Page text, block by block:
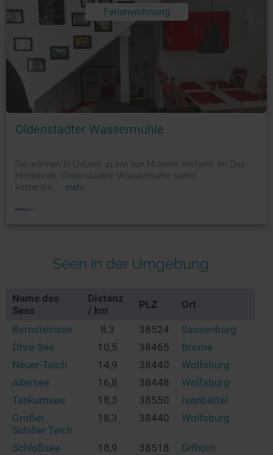
Ferienwohnung
Foto: © booking.com
Oldenstadter Wassermuhle
Sie wohnen in Uelzen, 41 km von Munster entfernt. im Das
Heidekreis, Oldenstadter Wassermuhle bietet
kostenfre
mehr
Seen in der Umgebung
Name des
Sees
Distanz
/ km
PLZ Ort
Bernsteinsee 8,3 38524
Sassenburg
Ohre-See
10,5 38465
Brome
Neuer-Teich
14,9 38440
Wolfsburg
Allersee
16,8 38448
Wolfsburg
Tankumsee
18,3 38550
Isenbüttel
Großer
Schiller Teich
18,3 38440 Wolfsburg
Schloßsee 18,9 38518
Gifhorn